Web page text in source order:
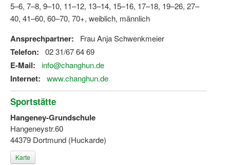
Bewegt zu Hause
Bewegt GESUND bleiben in NRW!
Aktionen zu "Bewegt Älter werden" / "Bewegt gesund
Bewegungsmodel
Gymnastik und Entspannung für Frauen
Koronarsport
5–6, 7–8, 9–10, 11–12, 13–14, 15–16, 17–18, 19–26, 27–
40, 41–60, 60–70, 70+, weiblich, männlich
Ansprechpartner: Frau Anja Schwenkmeier
Telefon: 02 31/67 64 69
E-Mail: info@changhun.de
Internet: www.changhun.de
Sportstätte
Hangeney-Grundschule
Hangeneystr.60
44379 Dortmund (Huckarde)
Karte